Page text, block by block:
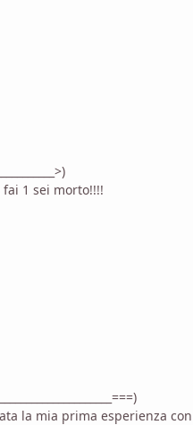
1 sei morto!!!!
la mia prima esperienza